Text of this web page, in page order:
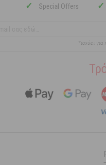
✓ Special Offers ✓
*ισχύει